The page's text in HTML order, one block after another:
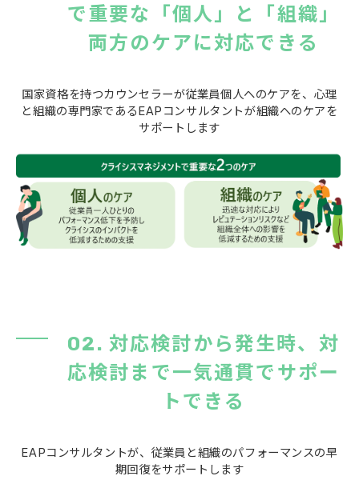
で重要な「個人」と「組織」
両方のケアに対応できる
国家資格を持つカウンセラーが従業員個人へのケアを、心理
と組織の専門家であるEAPコンサルタントが組織へのケアを
サポートします
02. 対応検討から発生時、対
応検討まで一気通貫でサポー
トできる
EAPコンサルタントが、従業員と組織のパフォーマンスの早
期回復をサポートします